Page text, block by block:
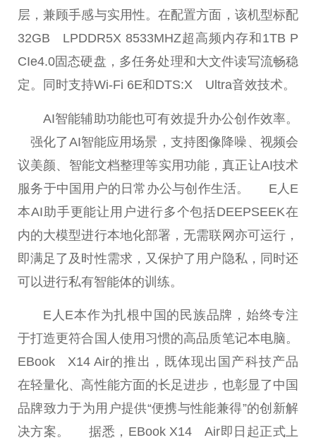
层，兼顾手感与实用性。在配置方面，该机型标配
32GB LPDDR5X 8533MHZ超高频内存和1TB P
CIe4.0固态硬盘，多任务处理和大文件读写流畅稳
定。同时支持Wi-Fi 6E和DTS:X Ultra音效技术。
AI智能辅助功能也可有效提升办公创作效率。
强化了AI智能应用场景，支持图像降噪、视频会
议美颜、智能文档整理等实用功能，真正让AI技术
服务于中国用户的日常办公与创作生活。 E人E
本AI助手更能让用户进行多个包括DEEPSEEK在
内的大模型进行本地化部署，无需联网亦可运行，
即满足了及时性需求，又保护了用户隐私，同时还
可以进行私有智能体的训练。
E人E本作为扎根中国的民族品牌，始终专注
于打造更符合国人使用习惯的高品质笔记本电脑。
EBook X14 Air的推出，既体现出国产科技产品
在轻量化、高性能方面的长足进步，也彰显了中国
品牌致力于为用户提供“便携与性能兼得”的创新解
决方案。 据悉，EBook X14 Air即日起正式上